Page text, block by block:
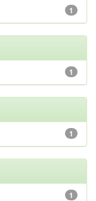
1
1
1
1